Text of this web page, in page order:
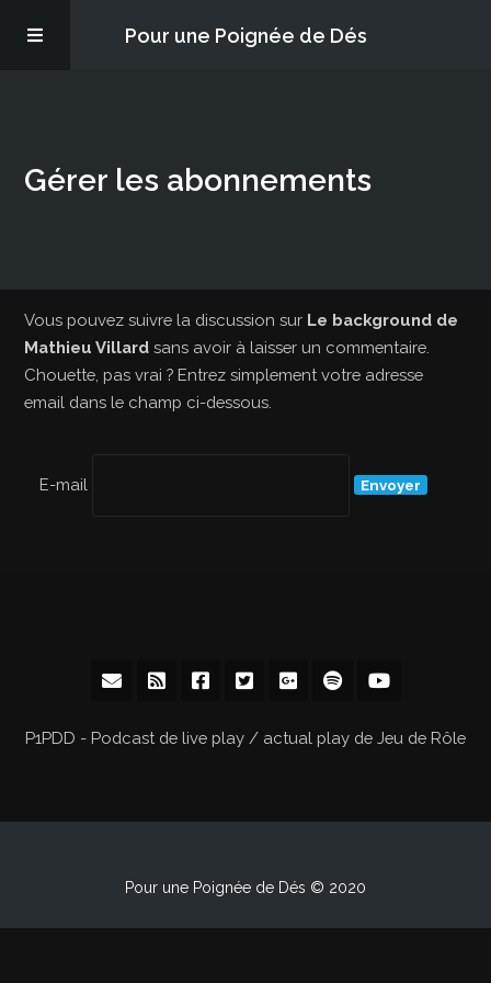
Pour une Poignée de Dés
PQD2P
À propos
Gérer les abonnements
Vous pouvez suivre la discussion sur Le background de
Mathieu Villard sans avoir à laisser un commentaire.
Chouette, pas vrai ? Entrez simplement votre adresse
email dans le champ ci-dessous.
E-mail
P1PDD - Podcast de live play / actual play de Jeu de Rôle
Pour une Poignée de Dés © 2020